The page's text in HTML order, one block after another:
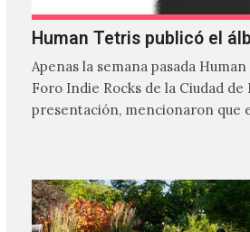
Human Tetris publicó el
Apenas la semana pasada
Foro Indie Rocks de la Ciudad de
presentación, mencionaron que